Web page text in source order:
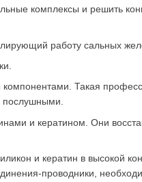
комплексы и решить
работу сальных
Такая
послушными.
и кератином. Они
и кератин в высокой
проводники,